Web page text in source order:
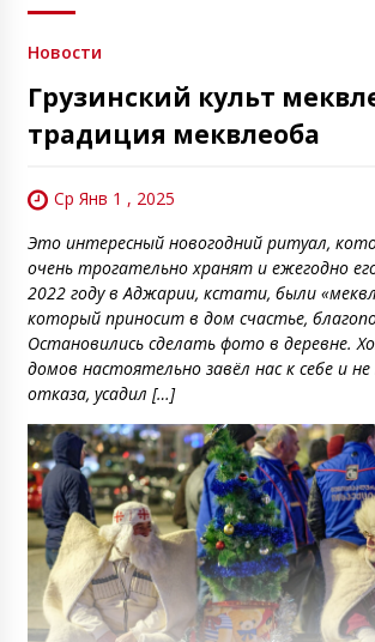
Новости
Грузинский культ
традиция меквлеоба
Ср Янв 1 , 2025
Это интересный новогодний ритуал,
очень трогательно хранят и ежегодно
2022 году в Аджарии, кстати, были
который приносит в дом счастье,
Остановились сделать фото в деревне.
домов настоятельно завёл нас к себе и
отказа, усадил […]